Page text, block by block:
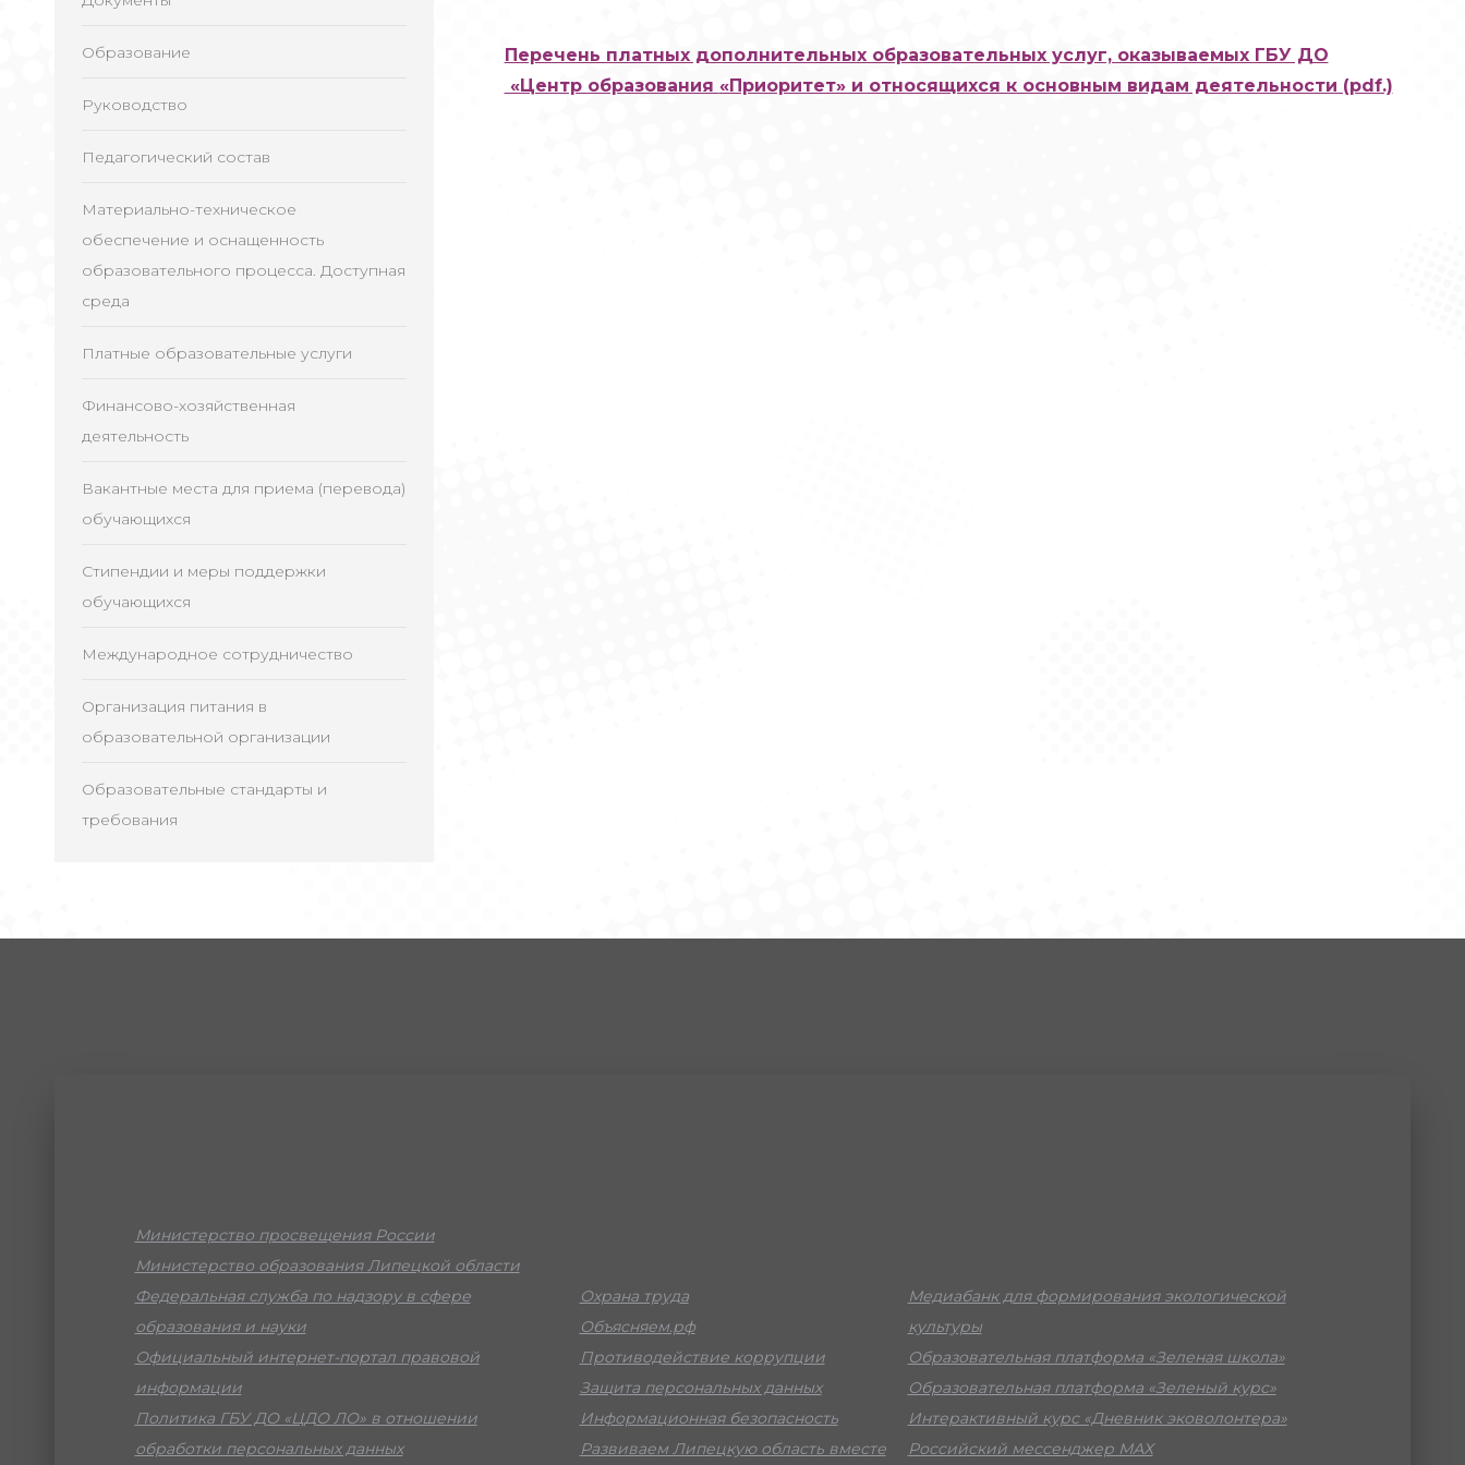
Перечень платных дополнительных образовательных услуг, оказываемых ГБУ ДО
«Центр образования «Приоритет» и относящихся к основным видам деятельности (pdf.)
Образование
Руководство
Педагогический состав
Материально-техническое
обеспечение и оснащенность
образовательного процесса. Доступная
среда
Платные образовательные услуги
Финансово-хозяйственная
деятельность
Вакантные места для приема (перевода)
обучающихся
Стипендии и меры поддержки
обучающихся
Международное сотрудничество
Организация питания в
образовательной организации
Образовательные стандарты и
требования
Министерство просвещения России
Министерство образования Липецкой области
Федеральная служба по надзору в сфере
образования и науки
Официальный интернет-портал правовой
информации
Политика ГБУ ДО «ЦДО ЛО» в отношении
обработки персональных данных
Охрана труда
Объясняем.рф
Противодействие коррупции
Защита персональных данных
Информационная безопасность
Развиваем Липецкую область вместе
Медиабанк для формирования экологической
культуры
Образовательная платформа «Зеленая школа»
Образовательная платформа «Зеленый курс»
Интерактивный курс «Дневник эковолонтера»
Российский мессенджер МАХ